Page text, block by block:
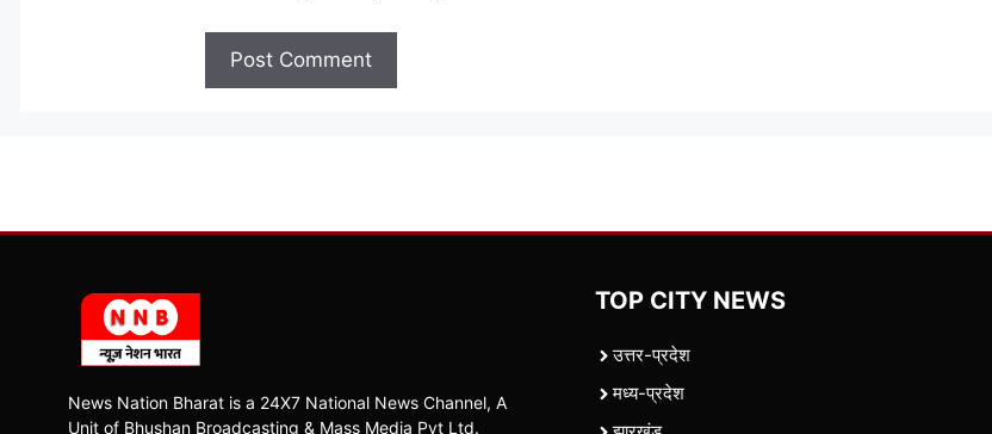
News Nation Bharat is a 24X7 National News Channel, A
Unit of Bhushan Broadcasting & Mass Media Pvt Ltd.
TOP CITY NEWS
उत्तर-प्रदेश
मध्य-प्रदेश